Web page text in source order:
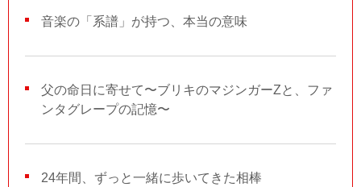
音楽の「系譜」が持つ、本当の意味
父の命日に寄せて〜ブリキのマジンガーZと、ファ
ンタグレープの記憶〜
24年間、ずっと一緒に歩いてきた相棒